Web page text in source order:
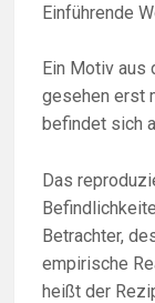
Einführende
Ein Motiv aus
gesehen erst
befindet sich
Das
Betrachter,
empirische
heißt der